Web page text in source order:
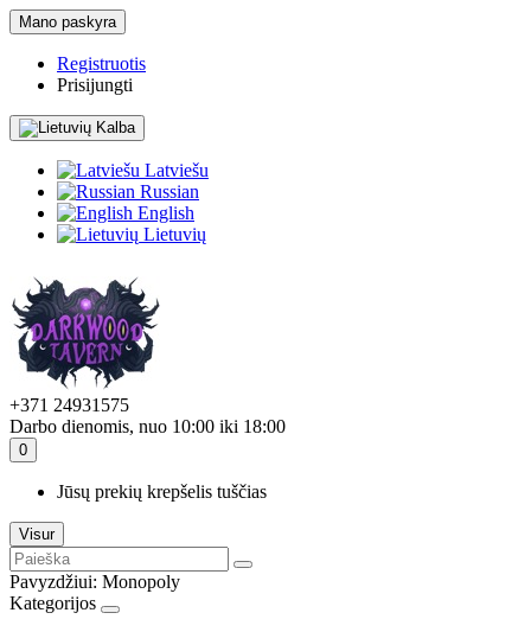
Mano paskyra
Registruotis
Prisijungti
Kalba
Latviešu
Russian
English
Lietuvių
+371 24931575
Darbo dienomis, nuo 10:00 iki 18:00
0
Jūsų prekių krepšelis tuščias
Visur
Pavyzdžiui: Monopoly
Kategorijos